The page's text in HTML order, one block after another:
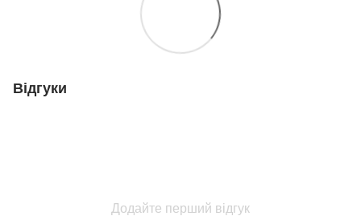
Відгуки
Додайте перший відгук